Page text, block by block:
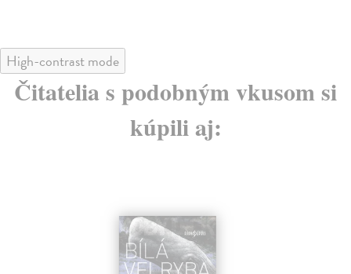
High-contrast mode
Čitatelia s podobným vkusom si
kúpili aj: